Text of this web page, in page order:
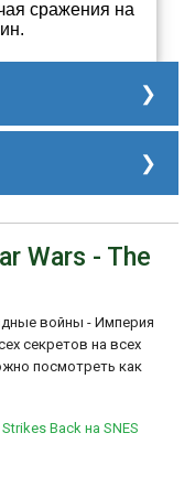
сражения на
B, A, X, Y на
скажет
кода.
кода.
в 1993
удар".
Wars - The
войны - Империя
секретов на всех
посмотреть как
Back на SNES